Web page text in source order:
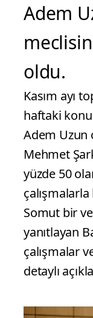
Adem
oldu.
Kasım ayı
haftaki
Adem Uzun
Mehmet
yüzde 50
Somut bir
yanıtlayan
çalışmalar
detaylı